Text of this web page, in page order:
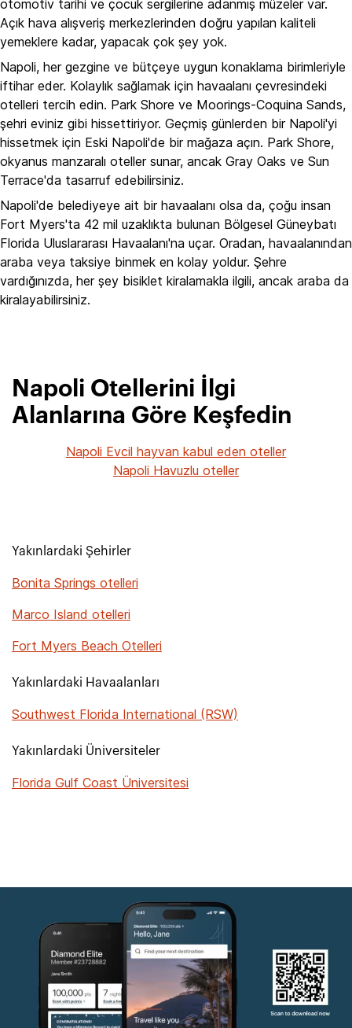
otomotiv tarihi ve çocuk sergilerine adanmış müzeler var.
Açık hava alışveriş merkezlerinden doğru yapılan kaliteli
yemeklere kadar, yapacak çok şey yok.
Napoli, her gezgine ve bütçeye uygun konaklama birimleriyle
iftihar eder. Kolaylık sağlamak için havaalanı çevresindeki
otelleri tercih edin. Park Shore ve Moorings-Coquina Sands,
şehri eviniz gibi hissettiriyor. Geçmiş günlerden bir Napoli'yi
hissetmek için Eski Napoli'de bir mağaza açın. Park Shore,
okyanus manzaralı oteller sunar, ancak Gray Oaks ve Sun
Terrace'da tasarruf edebilirsiniz.
Napoli'de belediyeye ait bir havaalanı olsa da, çoğu insan
Fort Myers'ta 42 mil uzaklıkta bulunan Bölgesel Güneybatı
Florida Uluslararası Havaalanı'na uçar. Oradan, havaalanından
araba veya taksiye binmek en kolay yoldur. Şehre
vardığınızda, her şey bisiklet kiralamakla ilgili, ancak araba da
kiralayabilirsiniz.
Napoli Otellerini İlgi
Alanlarına Göre Keşfedin
Napoli Evcil hayvan kabul eden oteller
Napoli Havuzlu oteller
Yakınlardaki Şehirler
Bonita Springs otelleri
Marco Island otelleri
Fort Myers Beach Otelleri
Yakınlardaki Havaalanları
Southwest Florida International (RSW)
Yakınlardaki Üniversiteler
Florida Gulf Coast Üniversitesi